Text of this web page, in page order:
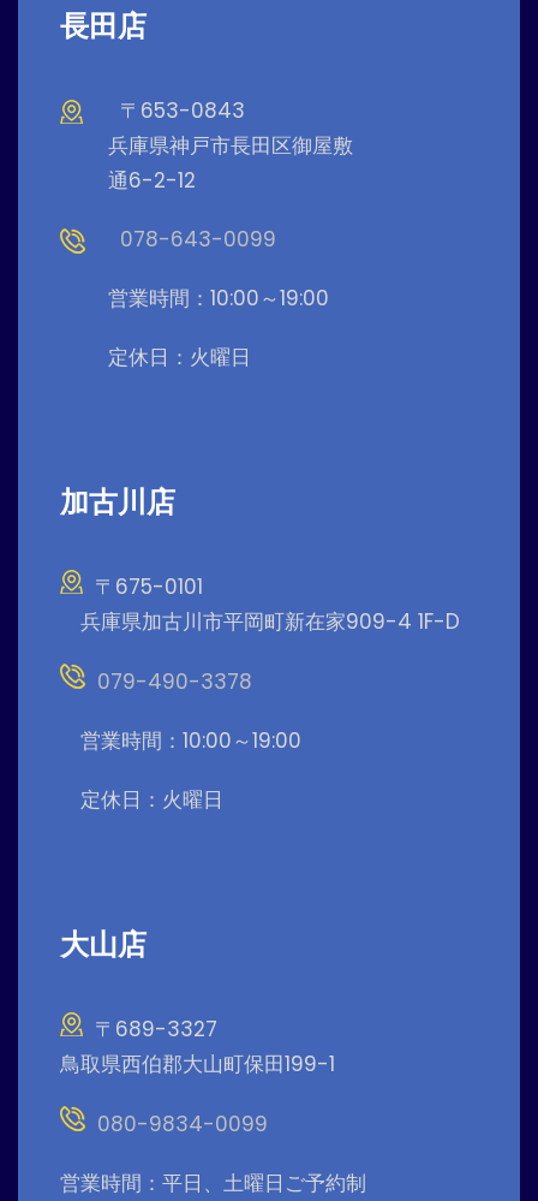
長田店
〒653-0843
兵庫県神戸市長田区御屋敷
通6-2-12
078-643-0099
営業時間：10:00～19:00
定休日：火曜日
加古川店
〒675-0101
兵庫県加古川市平岡町新在家909-4 1F-D
079-490-3378
営業時間：10:00～19:00
定休日：火曜日
大山店
〒689-3327
鳥取県西伯郡大山町保田199-1
080-9834-0099
営業時間：平日、土曜日ご予約制